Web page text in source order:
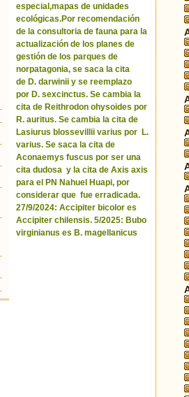
especial,mapas de unidades
ecológicas.Por recomendación
de la consultoria de fauna para la
actualización de los planes de
gestión de los parques de
norpatagonia, se saca la cita
de D. darwinii y se reemplazo
por D. sexcinctus. Se cambia la
cita de Reithrodon ohysoides por
R. auritus. Se cambia la cita de
Lasiurus blossevillii varius por L.
varius. Se saca la cita de
Aconaemys fuscus por ser una
cita dudosa y la cita de Axis axis
para el PN Nahuel Huapi, por
considerar que fue erradicada.
27/9/2024: Accipiter bicolor es
Accipiter chilensis. 5/2025: Bubo
virginianus es B. magellanicus